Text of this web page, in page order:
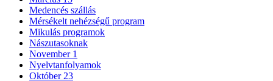
Medencés szállás
Mérsékelt nehézségű program
Mikulás programok
Nászutasoknak
November 1
Nyelvtanfolyamok
Október 23